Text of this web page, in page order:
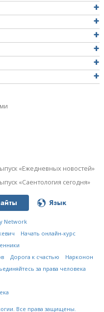
«Ежедневных новостей»
«Саентология сегодня»
Язык
Network
Начать онлайн-курс
Дорога к счастью
Нарконон
за права человека
Все права защищены.